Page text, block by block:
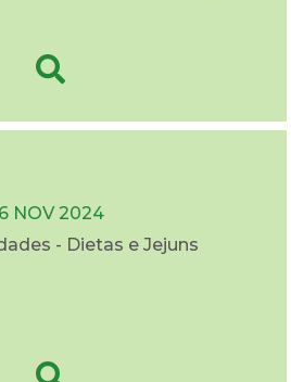
NOV 2024
- Dietas e Jejuns